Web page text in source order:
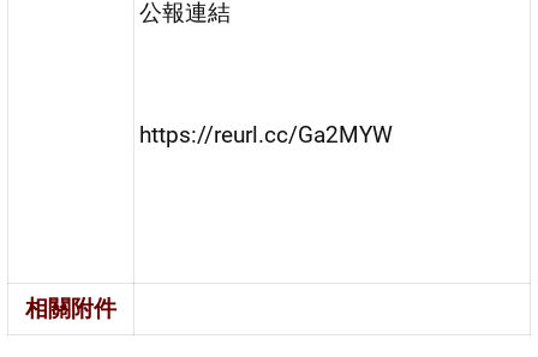
公報連結
https://reurl.cc/Ga2MYW
相關附件